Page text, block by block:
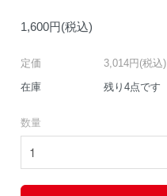
1,600円(税込)
定価
3,014円(税込)
在庫
残り4点です
数量